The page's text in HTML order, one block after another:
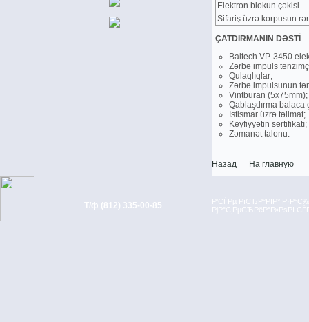
Elektron blokun çәkisi
Sifariş üzrә korpusun
ÇATDIRMANIN DƏSTİ
Baltech VP-3450
Zәrbә impuls
Qulaqlıqlar;
Zәrbә impulsunun
Vintburan (5x75mm);
Qablaşdırma balaca
İstismar üzrә tәlimat;
Keyfiyyәtin sertifikatı;
Zәmanәt talonu.
Назад На главную
Т/ф (812) 335-00-85
Р’СЃРµ РїСЂР°РІР°
РјР°С‚РµСЂРёР°Р»РѕРІ